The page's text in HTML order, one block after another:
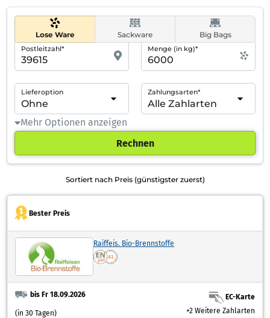
Lose Ware Sackware Big Bags
Postleitzahl* Menge (in kg)*
Lieferoption Zahlungsarten*
Mehr Optionen anzeigen
Rechnen
Sortiert nach Preis (günstigster zuerst)
Bester Preis
Raiffeis. Bio-Brennstoffe
bis Fr 18.09.2026
(in 30 Tagen)
EC-Karte
+2 Weitere Zahlarten